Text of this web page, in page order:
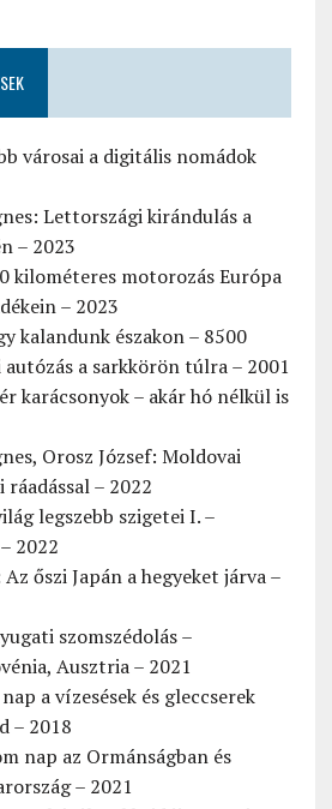
városai a digitális nomádok
Lettországi kirándulás a
– 2023
kilométeres motorozás Európa
– 2023
kalandunk északon – 8500
a sarkkörön túlra – 2001
karácsonyok – akár hó nélkül is
Orosz József: Moldovai
– 2022
legszebb szigetei I. –
2022
őszi Japán a hegyeket járva –
szomszédolás –
Ausztria – 2021
a vízesések és gleccserek
– 2018
nap az Ormánságban és
– 2021